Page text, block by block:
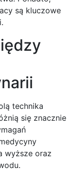
są kluczowe
technika
się znacznie
wyższe oraz